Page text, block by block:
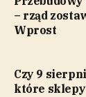
– rząd
Wprost
Czy 9
które